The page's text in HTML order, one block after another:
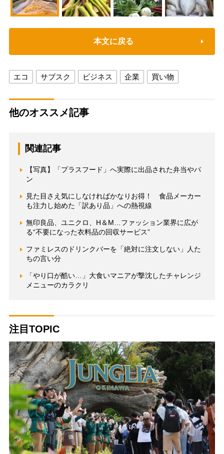
本文に戻る
エコ サブスク ビジネス 企業 買い物
他のオススメ記事
関連記事
【写真】「プラスフード」へ実際に出品された弁当やパ
ン
見た目さえ気にしなければかなりお得！ 食品メーカー
も注力し始めた「訳あり品」への熱視線
無印良品、ユニクロ、H＆M…ファッション業界に広が
る“不要になった衣料品の回収サービス”
ファミレスのドリンクバーを「絶対に注文しない」人た
ちの言い分
「やり口が酷い…」大食いマニアが撃沈したチャレンジ
メニューのカラクリ
注目TOPIC